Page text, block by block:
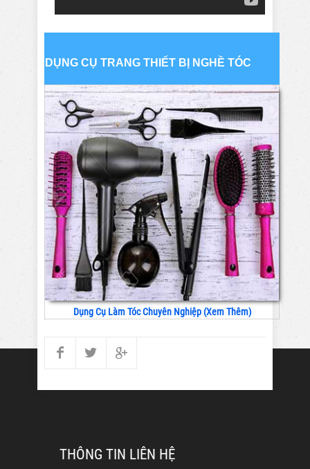
DỤNG CỤ TRANG THIẾT BỊ NGHỀ TÓC
Dụng Cụ Làm Tóc Chuyên Nghiệp (Xem Thêm)
THÔNG TIN LIÊN HỆ